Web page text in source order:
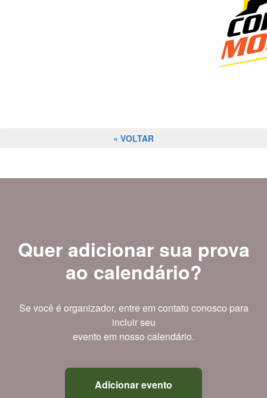
« VOLTAR
Quer adicionar sua prova
ao calendário?
Se você é organizador, entre em contato conosco para
incluir seu
evento em nosso calendário.
Adicionar evento